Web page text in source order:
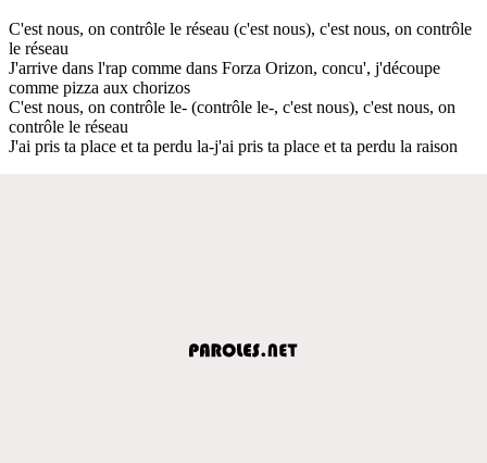
C'est nous, on contrôle le réseau (c'est nous), c'est nous, on contrôle
le réseau
J'arrive dans l'rap comme dans Forza Orizon, concu', j'découpe
comme pizza aux chorizos
C'est nous, on contrôle le- (contrôle le-, c'est nous), c'est nous, on
contrôle le réseau
J'ai pris ta place et ta perdu la-j'ai pris ta place et ta perdu la raison